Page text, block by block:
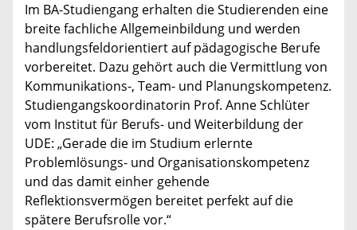
Im BA-Studiengang erhalten die Studierenden eine
breite fachliche Allgemeinbildung und werden
handlungsfeldorientiert auf pädagogische Berufe
vorbereitet. Dazu gehört auch die Vermittlung von
Kommunikations-, Team- und Planungskompetenz.
Studiengangskoordinatorin Prof. Anne Schlüter
vom Institut für Berufs- und Weiterbildung der
UDE: „Gerade die im Studium erlernte
Problemlösungs- und Organisationskompetenz
und das damit einher gehende
Reflektionsvermögen bereitet perfekt auf die
spätere Berufsrolle vor.“